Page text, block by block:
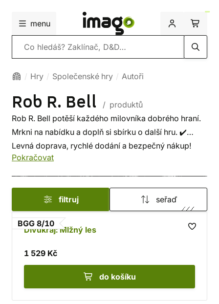
menu
Vyhledávání
Hry Společenské hry Autoři
Rob R. Bell
/ produktů
Rob R. Bell potěší každého milovníka dobrého hraní.
Mrkni na nabídku a doplň si sbírku o další hru. ✔️
Levná doprava, rychlé dodání a bezpečný nákup!
Pokračovat
filtruj seřaď
BGG 8/10
Divukraj: Mlžný les
1 529 Kč
do košíku